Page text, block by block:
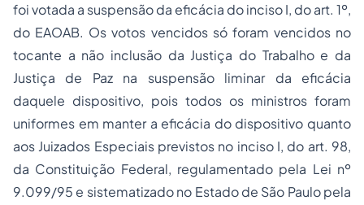
foi votada a suspensão da eficácia do inciso I, do art. 1º,
do EAOAB. Os votos vencidos só foram vencidos no
tocante a não inclusão da Justiça do Trabalho e da
Justiça de Paz na suspensão liminar da eficácia
daquele dispositivo, pois todos os ministros foram
uniformes em manter a eficácia do dispositivo quanto
aos Juizados Especiais previstos no inciso I, do art. 98,
da Constituição Federal, regulamentado pela Lei nº
9.099/95 e sistematizado no Estado de São Paulo pela